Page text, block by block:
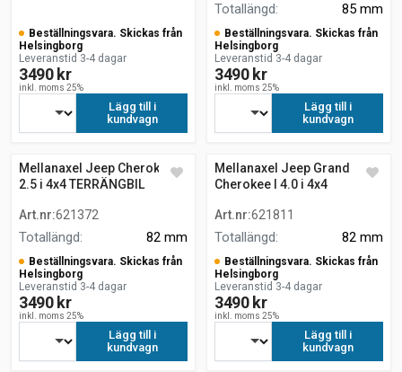
Beställningsvara. Skickas från
Helsingborg
Leveranstid 3-4 dagar
3490 kr
inkl. moms 25%
Lägg till i
kundvagn
Totallängd: 85 mm
Beställningsvara. Skickas från
Helsingborg
Leveranstid 3-4 dagar
3490 kr
inkl. moms 25%
Lägg till i
kundvagn
Mellanaxel Jeep Cherokee
2.5 i 4x4 TERRÄNGBIL
Art.nr:621372
Totallängd: 82 mm
Beställningsvara. Skickas från
Helsingborg
Leveranstid 3-4 dagar
3490 kr
inkl. moms 25%
Lägg till i
kundvagn
Mellanaxel Jeep Grand
Cherokee I 4.0 i 4x4
Art.nr:621811
Totallängd: 82 mm
Beställningsvara. Skickas från
Helsingborg
Leveranstid 3-4 dagar
3490 kr
inkl. moms 25%
Lägg till i
kundvagn